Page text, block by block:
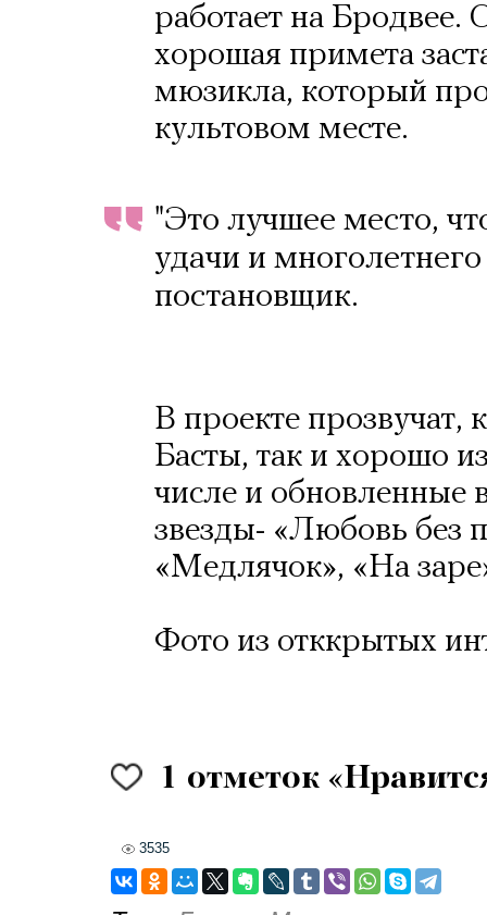
работает на Бродвее.
хорошая примета
мюзикла, который
культовом месте.
"Это лучшее место,
удачи и
постановщик.
В проекте прозвучат,
Басты, так и хорошо
числе и обновленные
звезды- «Любовь без
«Медлячок», «На
Фото из отккрытых
1 отметок
3535